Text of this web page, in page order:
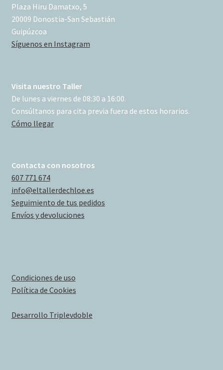
Plaza Hiru Damatxo, 5
20009 Donostia-San Sebastián
Guipúzcoa
Síguenos en Instagram
Visita nuestro Taller
De lunes a viernes de 08:30 a 16:00.
Consúltanos para cita previa fuera de estos horarios.
Cómo llegar
Contacta con nosotros
607 771 674
info@eltallerdechloe.es
Seguimiento de tus pedidos
Envíos y devoluciones
Condiciones de uso
Política de Cookies
Desarrollo Triplevdoble